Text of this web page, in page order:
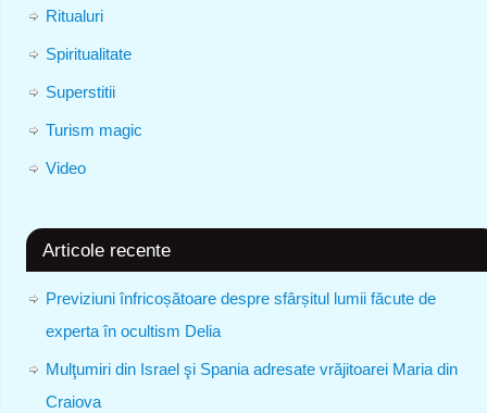
Ritualuri
Spiritualitate
Superstitii
Turism magic
Video
Articole recente
Previziuni înfricoșătoare despre sfârșitul lumii făcute de
experta în ocultism Delia
Mulţumiri din Israel şi Spania adresate vrăjitoarei Maria din
Craiova